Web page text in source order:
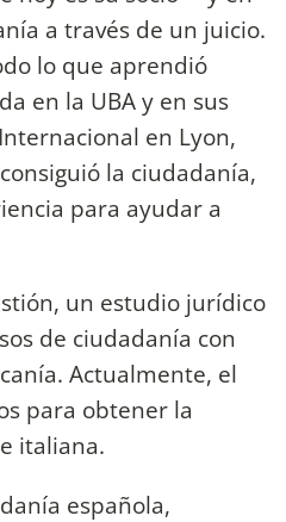
a través de un juicio.
lo que aprendió
en la UBA y en sus
en Lyon,
la ciudadanía,
para ayudar a
un estudio jurídico
de ciudadanía con
Actualmente, el
para obtener la
italiana.
española,